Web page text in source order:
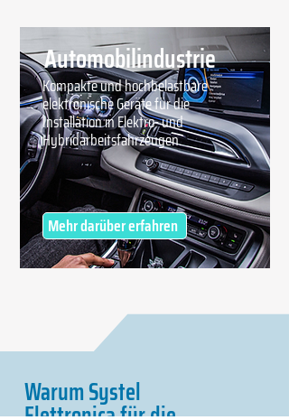
Automobilindustrie
Kompakte und hochbelastbare
elektronische Geräte für die
Installation in Elektro- und
Hybridarbeitsfahrzeugen.
Mehr darüber erfahren
Warum Systel